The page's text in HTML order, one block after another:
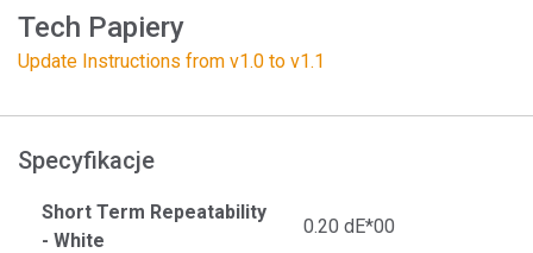
Tech Papiery
Update Instructions from v1.0 to v1.1
Specyfikacje
Short Term Repeatability
- White
0.20 dE*00